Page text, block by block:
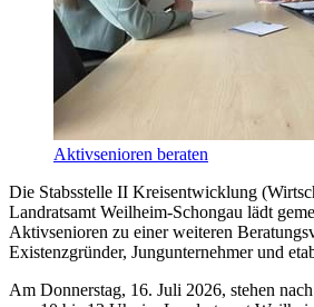
Aktivsenioren beraten
Die Stabsstelle II Kreisentwicklung
Landratsamt Weilheim-Schongau lädt
Aktivsenioren zu einer weiteren
Existenzgründer, Jungunternehmer und
Am Donnerstag, 16. Juli 2026, stehen